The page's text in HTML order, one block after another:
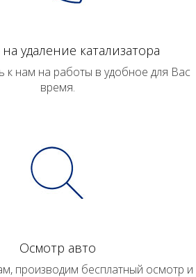
удаление катализатора
к нам на работы в удобное для Вас
время.
Осмотр авто
производим бесплатный осмотр и